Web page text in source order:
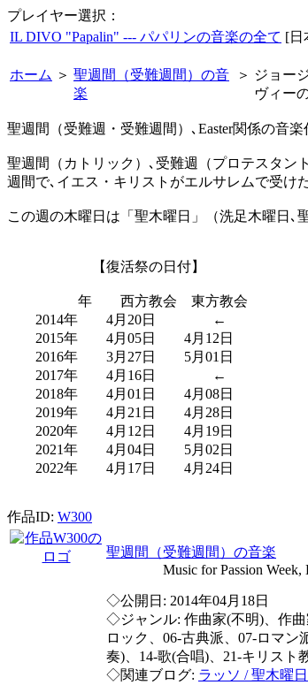
プレイヤー選択：
IL DIVO "Papalin" --- パパリンの音楽の全て [日
ホーム ＞ 聖週間（受難週間）の音
楽
＞ ジョー
ヴィー
聖週間（受難週・受難週間）､Easter関係の音
聖週間（カトリック）､受難週（プロテスタン
週間で､イエス・キリストがエルサレムで受け
この週の木曜日は「聖木曜日」（洗足木曜日､
【復活祭の日付】
年 西方教会 東方教会
2014年 4月20日 ←
2015年 4月05日 4月12日
2016年 3月27日 5月01日
2017年 4月16日 ←
2018年 4月01日 4月08日
2019年 4月21日 4月28日
2020年 4月12日 4月19日
2021年 4月04日 5月02日
2022年 4月17日 4月24日
作品ID: W300
聖週間（受難週間）の音楽
Music for Passion Week,
◇公開日: 2014年04月18日
◇ジャンル: 作曲家(不明)、作曲
ロック、06-古典派、07-ロマン
奏)、14-歌(合唱)、21-キリスト
◇関連ブログ: ラッソ / 聖木曜